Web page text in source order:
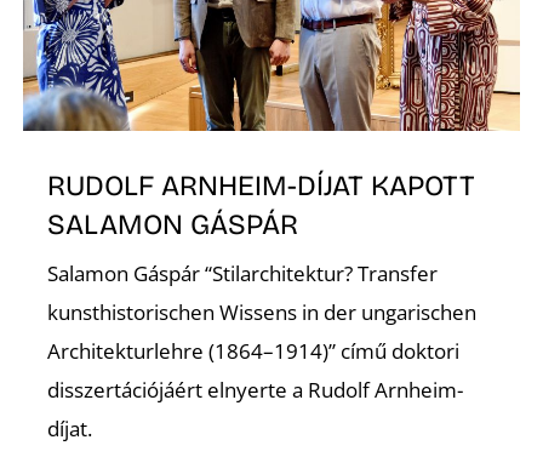
RUDOLF ARNHEIM-DÍJAT KAPOTT
SALAMON GÁSPÁR
Salamon Gáspár “Stilarchitektur? Transfer
kunsthistorischen Wissens in der ungarischen
Architekturlehre (1864–1914)” című doktori
disszertációjáért elnyerte a Rudolf Arnheim-
díjat.